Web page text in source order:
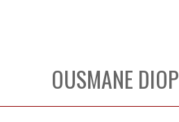
OUSMANE DIOP